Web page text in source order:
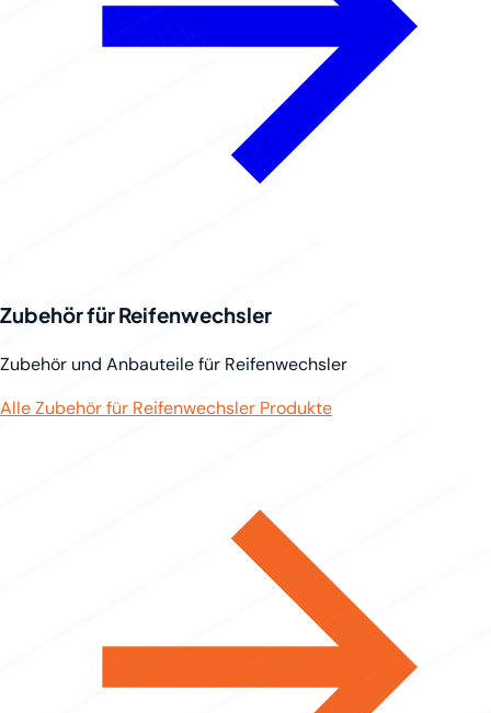
Zubehör für Reifenwechsler
Zubehör und Anbauteile für Reifenwechsler
Alle Zubehör für Reifenwechsler Produkte